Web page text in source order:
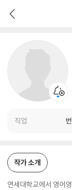
직업
작가 소개
연세대학교에서 영어